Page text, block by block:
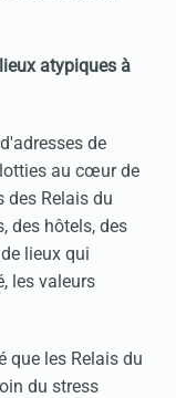
atypiques à
de
au cœur de
des Relais du
des hôtels, des
lieux qui
les valeurs
que les Relais du
du stress